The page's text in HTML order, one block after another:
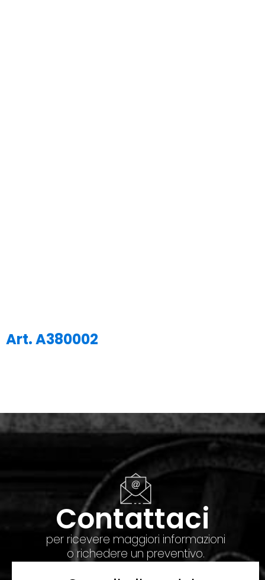
Art. A380002
Contattaci
per ricevere maggiori informazioni
o richedere un preventivo.